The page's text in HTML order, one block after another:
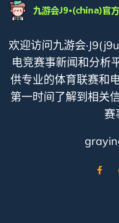
欢迎访问九游会
电竞赛事新闻和分析
供专业的体育联赛和
第一时间了解到相关
赛